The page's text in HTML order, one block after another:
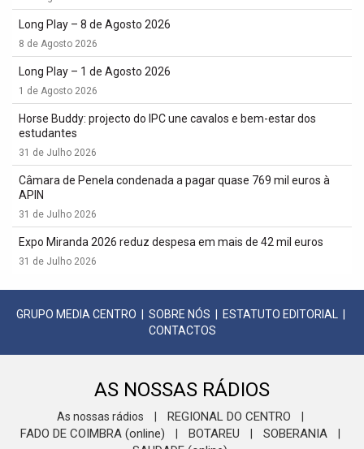
Long Play – 8 de Agosto 2026
8 de Agosto 2026
Long Play – 1 de Agosto 2026
1 de Agosto 2026
Horse Buddy: projecto do IPC une cavalos e bem-estar dos
estudantes
31 de Julho 2026
Câmara de Penela condenada a pagar quase 769 mil euros à
APIN
31 de Julho 2026
Expo Miranda 2026 reduz despesa em mais de 42 mil euros
31 de Julho 2026
GRUPO MEDIA CENTRO SOBRE NÓS ESTATUTO EDITORIAL
CONTACTOS
AS NOSSAS RÁDIOS
As nossas rádios REGIONAL DO CENTRO
FADO DE COIMBRA (online) BOTAREU SOBERANIA